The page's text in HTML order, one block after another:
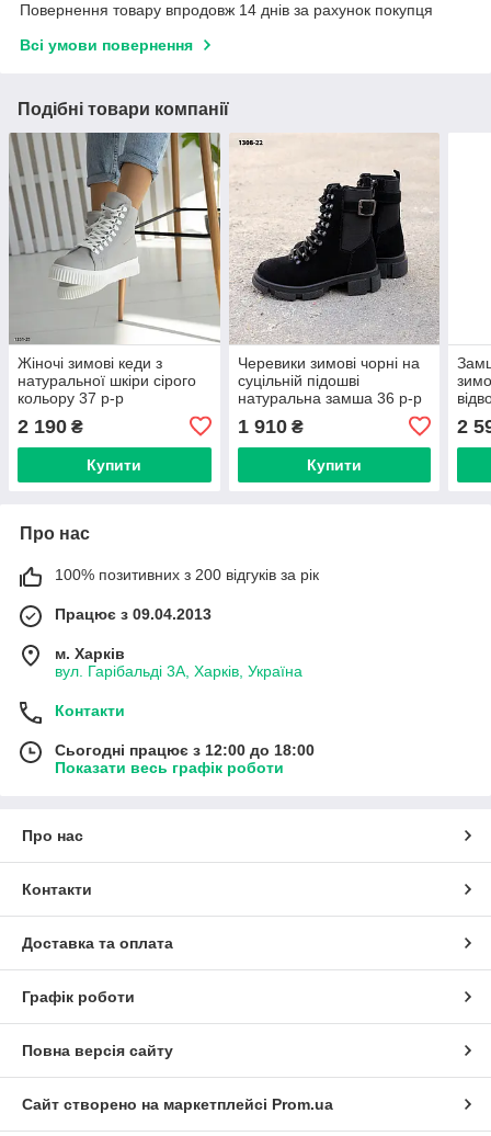
Повернення товару впродовж 14 днів за рахунок покупця
Всі умови повернення
Подібні товари компанії
Жіночі зимові кеди з
натуральної шкіри сірого
кольору 37 р-р
2 190 ₴
Купити
Черевики зимові чорні на
суцільній підошві
натуральна замша 36 р-р
1 910₴
Купити
2
Про нас
100% позитивних з 200 відгуків за рік
Працює з 09.04.2013
м. Харків
вул. Гарібальді 3А, Харків, Україна
Контакти
Сьогодні працює з 12:00 до 18:00
Показати весь графік роботи
Про нас
Контакти
Доставка та оплата
Графік роботи
Повна версія сайту
Сайт створено на маркетплейсі Prom.ua